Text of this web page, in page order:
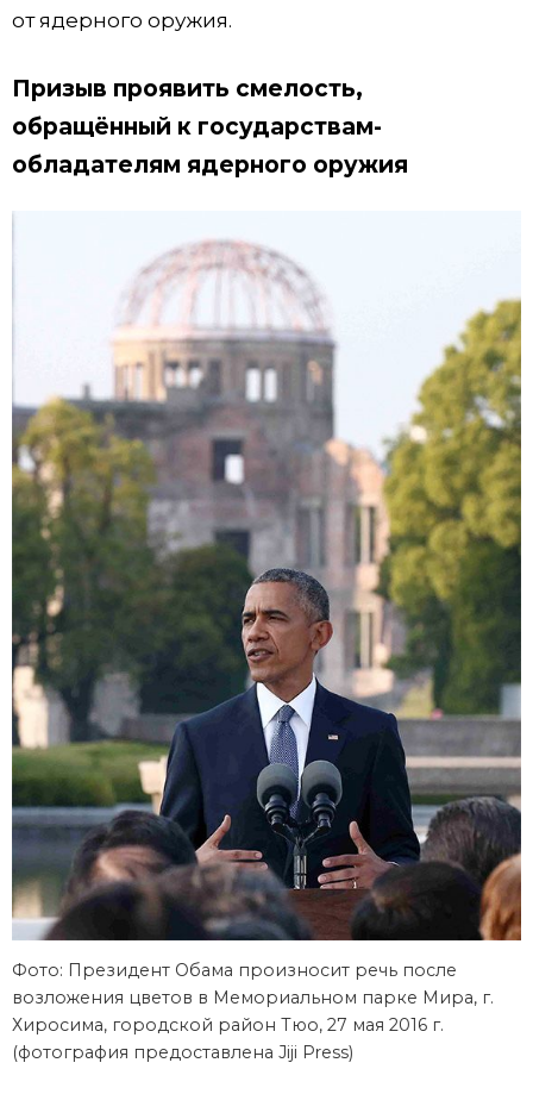
от ядерного оружия.
Призыв проявить смелость,
обращённый к государствам-
обладателям ядерного оружия
Фото: Президент Обама произносит речь после
возложения цветов в Мемориальном парке Мира, г.
Хиросима, городской район Тюо, 27 мая 2016 г.
(фотография предоставлена Jiji Press)